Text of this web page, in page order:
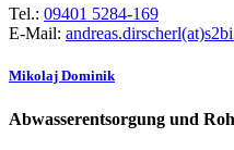
Tel.: 09401 5284-169
E-Mail:
Mikolaj Dominik
Abwasserentsorgung und